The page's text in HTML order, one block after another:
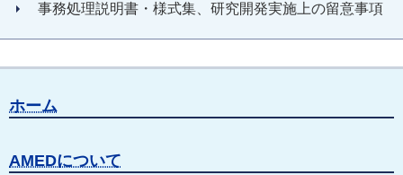
事務処理説明書・様式集、研究開発実施上の留意事項
ホーム
AMEDについて